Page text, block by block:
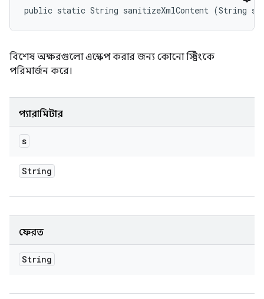
public static String sanitizeXmlContent (String s)
বিশেষ অক্ষরগুলো এস্কেপ করার জন্য কোনো স্ট্রিংকে
পরিমার্জন করে।
প্যারামিটার
s
String
ফেরত
String